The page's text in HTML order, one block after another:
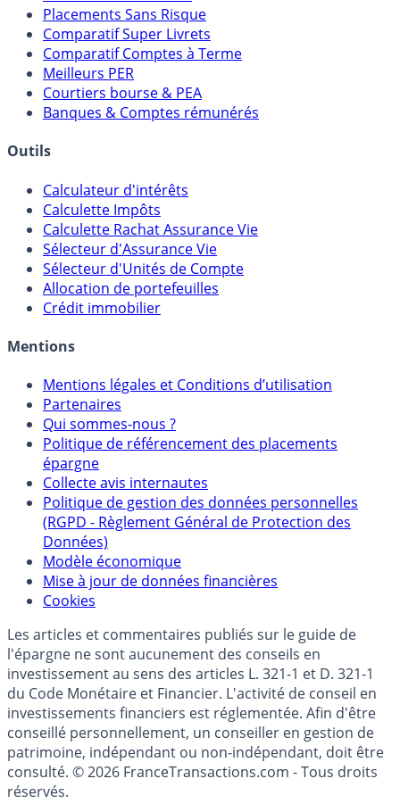
Meilleures Assurances-Vie
Meilleurs Fonds Euros
Placements Sans Risque
Comparatif Super Livrets
Comparatif Comptes à Terme
Meilleurs PER
Banques & Comptes rémunérés
Outils
Calculateur d'intérêts
Calculette Impôts
Calculette Rachat Assurance Vie
Sélecteur d'Assurance Vie
Sélecteur d'Unités de Compte
Crédit immobilier
Mentions
Mentions légales et Conditions d’utilisation
Partenaires
Qui sommes-nous ?
Politique de référencement des placements
épargne
Collecte avis internautes
Politique de gestion des données personnelles
(RGPD - Règlement Général de Protection des
Données)
Modèle économique
Cookies
Les articles et commentaires publiés sur le guide de
l'épargne ne sont aucunement des conseils en
investissement au sens des articles L. 321-1 et D. 321-1
du Code Monétaire et Financier. L'activité de conseil en
investissements financiers est réglementée. Afin d'être
conseillé personnellement, un conseiller en gestion de
patrimoine, indépendant ou non-indépendant, doit être